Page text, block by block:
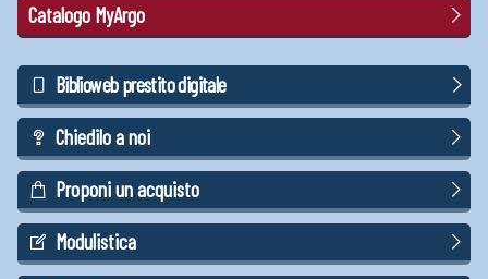
Catalogo MyArgo
Biblioweb prestito digitale
Chiedilo a noi
Proponi un acquisto
Modulistica